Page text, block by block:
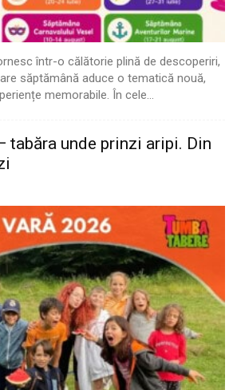
într-o călătorie plină de descoperiri,
săptămână aduce o tematică nouă,
memorabile. În cele...
tabăra unde prinzi aripi. Din